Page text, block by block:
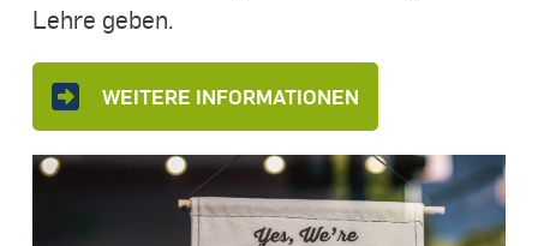
Lehre geben.
WEITERE INFORMATIONEN